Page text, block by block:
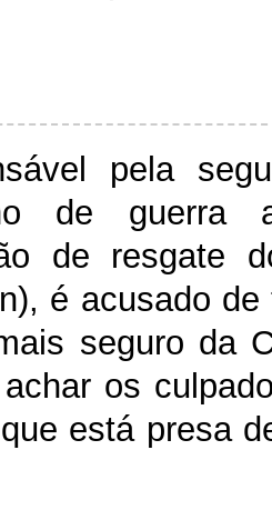
pela
de guerra
de resgate
é acusado
seguro da
os
está presa